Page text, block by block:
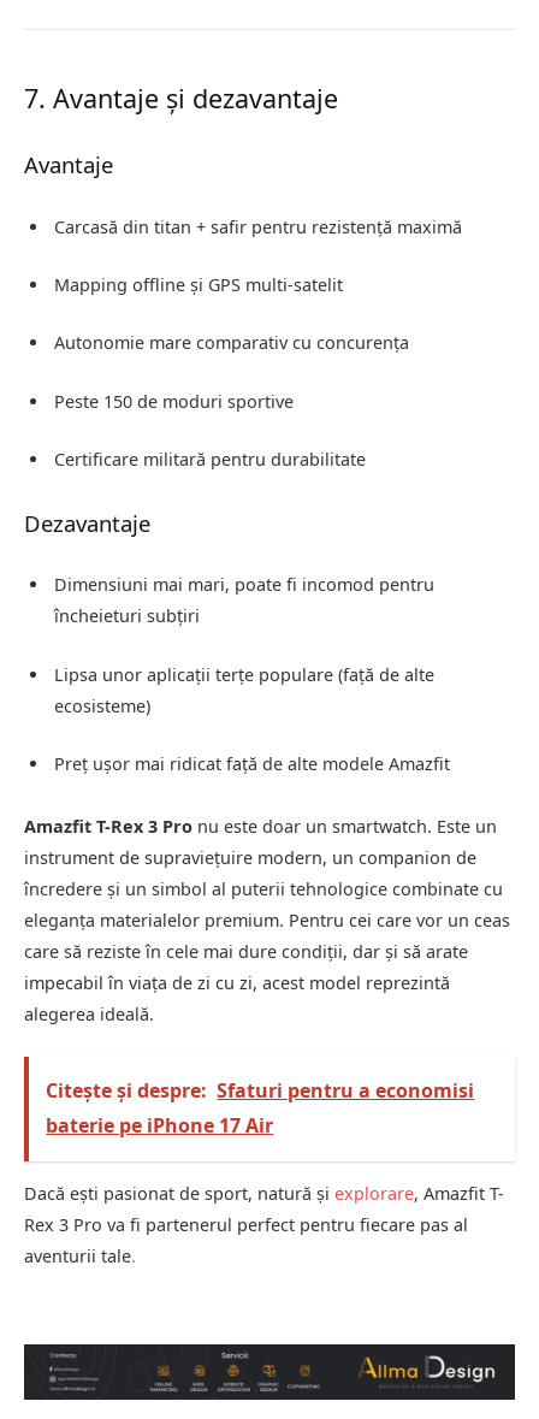
7. Avantaje și dezavantaje
Avantaje
Carcasă din titan + safir pentru rezistență maximă
Mapping offline și GPS multi-satelit
Autonomie mare comparativ cu concurența
Peste 150 de moduri sportive
Certificare militară pentru durabilitate
Dezavantaje
Dimensiuni mai mari, poate fi incomod pentru
încheieturi subțiri
Lipsa unor aplicații terțe populare (față de alte
ecosisteme)
Preț ușor mai ridicat față de alte modele Amazfit
Amazfit T-Rex 3 Pro nu este doar un smartwatch. Este un
instrument de supraviețuire modern, un companion de
încredere și un simbol al puterii tehnologice combinate cu
eleganța materialelor premium. Pentru cei care vor un ceas
care să reziste în cele mai dure condiții, dar și să arate
impecabil în viața de zi cu zi, acest model reprezintă
alegerea ideală.
Citește și despre: Sfaturi pentru a economisi
baterie pe iPhone 17 Air
Dacă ești pasionat de sport, natură și explorare, Amazfit T-
Rex 3 Pro va fi partenerul perfect pentru fiecare pas al
aventurii tale.